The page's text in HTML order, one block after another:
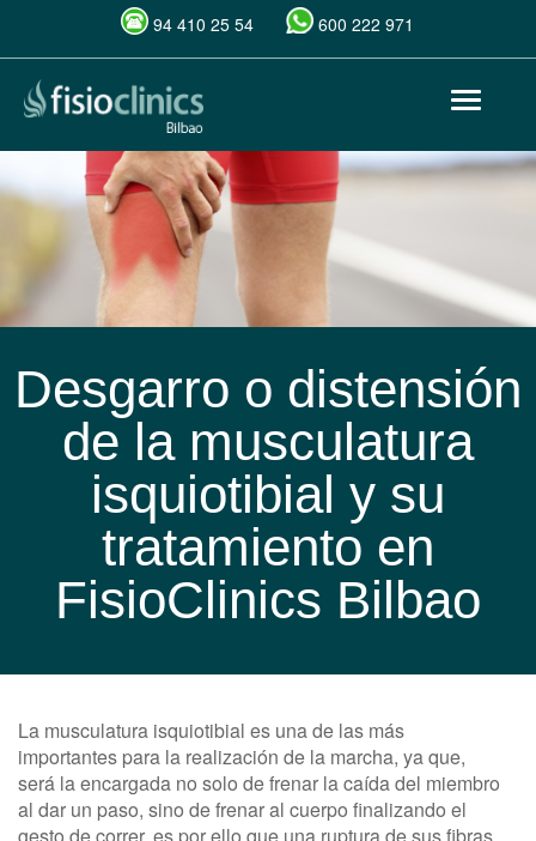
Pasar
contenido
principal
94 410 25 54 600 222 971
Toggle
Desgarro o distensión
de la musculatura
isquiotibial y su
tratamiento en
FisioClinics Bilbao
La musculatura isquiotibial es una de las más
importantes para la realización de la marcha, ya que,
será la encargada no solo de frenar la caída del miembro
al dar un paso, sino de frenar al cuerpo finalizando el